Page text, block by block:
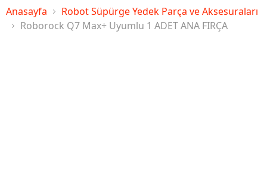
Anasayfa
Robot Süpürge Yedek Parça ve Aksesuraları
Roborock Q7 Max+ Uyumlu 1 ADET ANA FIRÇA